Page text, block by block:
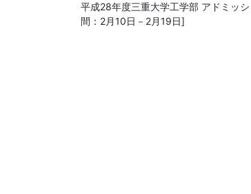
平成28年度三重大学工学部 アドミッ
間：2月10日－2月19日]